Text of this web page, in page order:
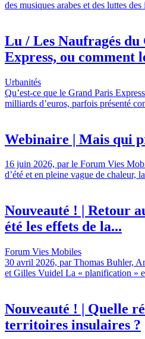
des musiques arabes et des luttes
Lu / Les Naufragés
Express, ou comment
Urbanités
Qu’est-ce que le Grand Paris
milliards d’euros, parfois présenté
Webinaire | Mais qui
16 juin 2026, par le Forum Vies
d’été et en pleine vague de chaleur,
Nouveauté ! | Retour
été les effets de la...
Forum Vies Mobiles
30 avril 2026, par Thomas Buhler,
et Gilles Vuidel La « planification »
Nouveauté ! | Quelle
territoires insulaires ?